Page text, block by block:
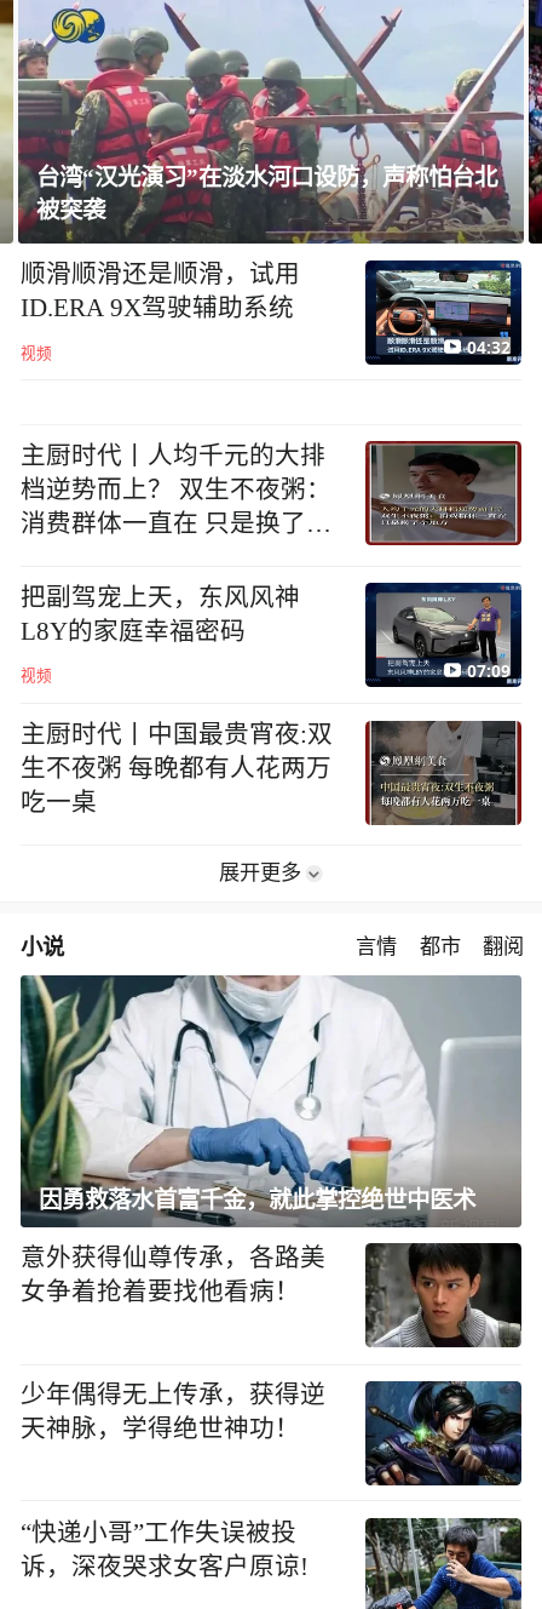
台湾“汉光演习”在淡水河口设防，声称怕台北
被突袭
顺滑顺滑还是顺滑，试用
ID.ERA 9X驾驶辅助系统
视频 04:32
主厨时代丨人均千元的大排
档逆势而上？ 双生不夜粥：
消费群体一直在 只是换了个
把副驾宠上天，东风风神
L8Y的家庭幸福密码
视频 07:09
主厨时代丨中国最贵宵夜:双
生不夜粥 每晚都有人花两万
吃一桌
展开更多
小说 言情 都市 翻阅
因勇救落水首富千金，就此掌控绝世中医术
意外获得仙尊传承，各路美
女争着抢着要找他看病！
少年偶得无上传承，获得逆
天神脉，学得绝世神功！
“快递小哥”工作失误被投
诉，深夜哭求女客户原谅!